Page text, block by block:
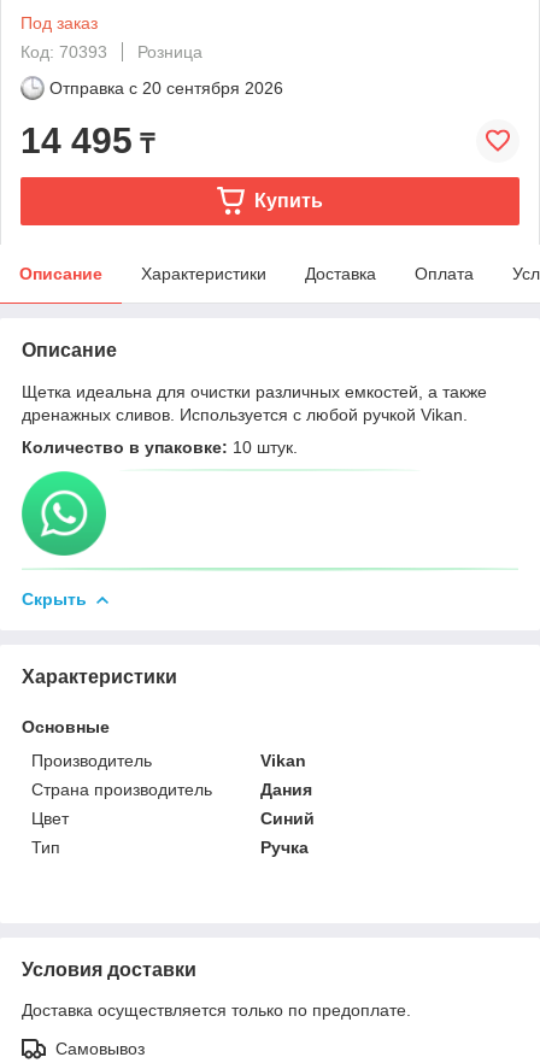
Под заказ
Код: 70393
Розница
Отправка с 20 сентября 2026
14 495 ₸
Купить
Описание Характеристики Доставка Оплата
Описание
Щетка идеальна для очистки различных емкостей, а также
дренажных сливов. Используется с любой ручкой Vikan.
Количество в упаковке: 10 штук.
Скрыть
Характеристики
Основные
Производитель
Vikan
Страна производитель
Дания
Цвет
Синий
Тип
Ручка
Условия доставки
Доставка осуществляется только по предоплате.
Самовывоз